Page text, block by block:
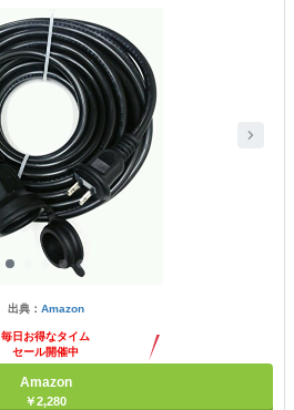
出典： Amazon
毎日お得なタイム
セール開催中
Amazon
￥2,280